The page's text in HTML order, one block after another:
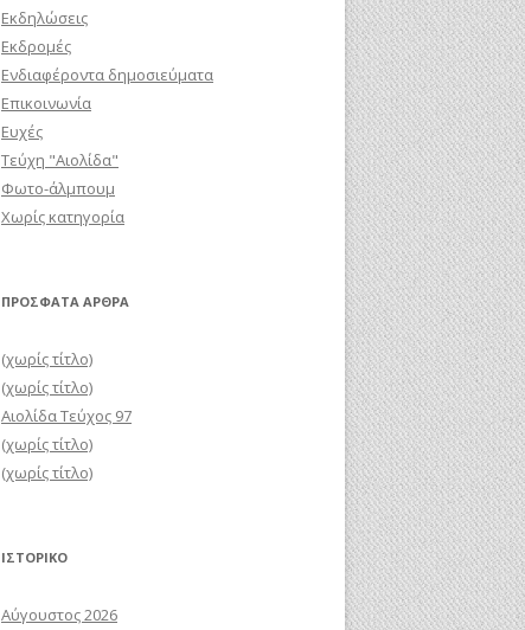
Εκδηλώσεις
Εκδρομές
Ενδιαφέροντα δημοσιεύματα
Επικοινωνία
Ευχές
Τεύχη "Αιολίδα"
Φωτο-άλμπουμ
Χωρίς κατηγορία
ΠΡΌΣΦΑΤΑ ΆΡΘΡΑ
(χωρίς τίτλο)
(χωρίς τίτλο)
Αιολίδα Τεύχος 97
(χωρίς τίτλο)
(χωρίς τίτλο)
ΙΣΤΟΡΙΚΌ
Αύγουστος 2026